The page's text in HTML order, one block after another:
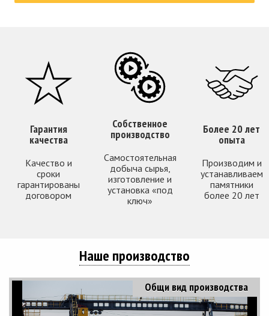
Гарантия
качества
Качество и
сроки
гарантированы
договором
Собственное
производство
Самостоятельная
добыча сырья,
изготовление и
установка «под
ключ»
Более 20 лет
опыта
Производим и
устанавливаем
памятники
более 20 лет
Наше производство
Общи вид производства